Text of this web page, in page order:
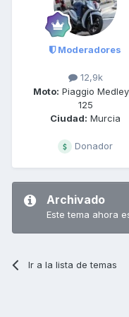
Moderadores
12,9k
Moto: Piaggio
125
Ciudad: Murcia
Donador
Archivado
Este tema ahora
Ir a la lista de temas